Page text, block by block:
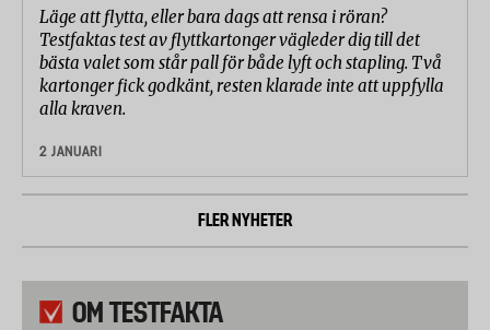
Läge att flytta, eller bara dags att rensa i röran?
Testfaktas test av flyttkartonger vägleder dig till det
bästa valet som står pall för både lyft och stapling. Två
kartonger fick godkänt, resten klarade inte att uppfylla
alla kraven.
2 JANUARI
FLER NYHETER
OM TESTFAKTA